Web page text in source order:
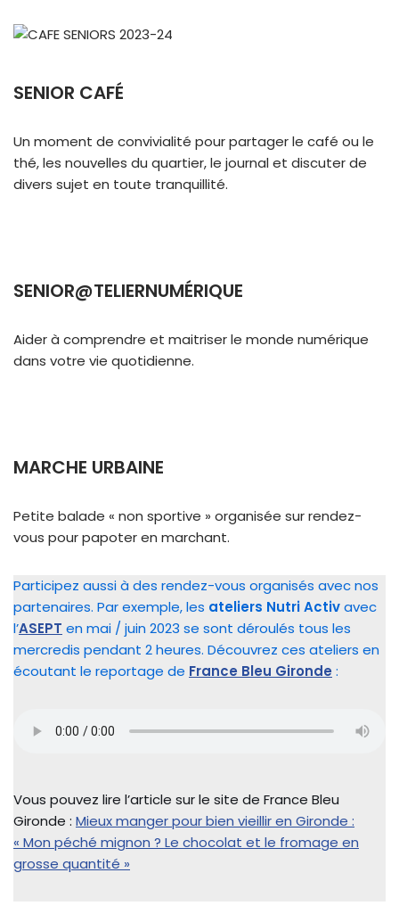
SENIOR CAFÉ
Un moment de convivialité pour partager le café ou le
thé, les nouvelles du quartier, le journal et discuter de
divers sujet en toute tranquillité.
SENIOR@TELIERNUMÉRIQUE
Aider à comprendre et maitriser le monde numérique
dans votre vie quotidienne.
MARCHE URBAINE
Petite balade « non sportive » organisée sur rendez-
vous pour papoter en marchant.
Participez aussi à des rendez-vous organisés avec nos
partenaires. Par exemple, les ateliers Nutri Activavec
l’ASEPT en mai / juin 2023 se sont déroulés tous les
mercredis pendant 2 heures. Découvrez ces ateliers en
écoutant le reportage de France Bleu Gironde :
Vous pouvez lire l’article sur le site de France Bleu
Gironde : Mieux manger pour bien vieillir en Gironde :
« Mon péché mignon ? Le chocolat et le fromage en
grosse quantité »